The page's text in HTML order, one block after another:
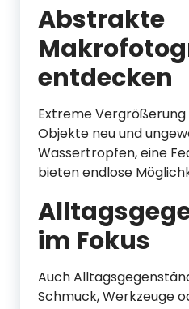
Abstrakte
entdecken
Extreme
Objekte neu und
Wassertropfen, eine
bieten endlose
im Fokus
Auch
Schmuck, Werkzeuge